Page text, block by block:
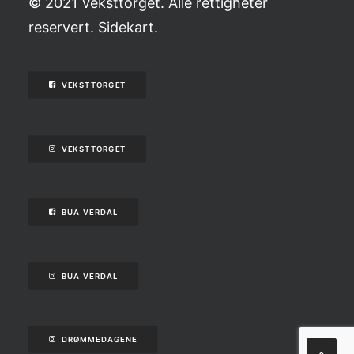
reservert. Sidekart.
VEKSTTORGET
VEKSTTORGET
BUA VERDAL
BUA VERDAL
DRØMMEDAGENE